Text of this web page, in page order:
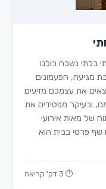
בלתי נשכח כולנו
מגיעה, הפעמונים
את עצמכם מזיעים
ובעיקר מפסידים את
של מאות אירועי
שף פרטי בבית הוא
⏱ 3 דק' קריאה